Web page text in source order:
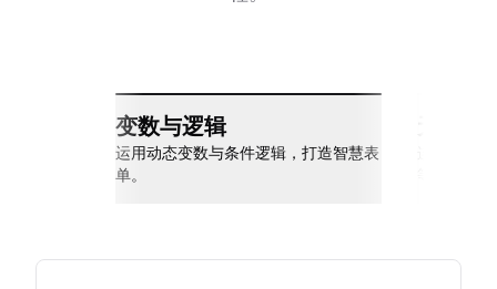
变数与逻辑
运用动态变数与条件逻辑，打造智慧表
单。